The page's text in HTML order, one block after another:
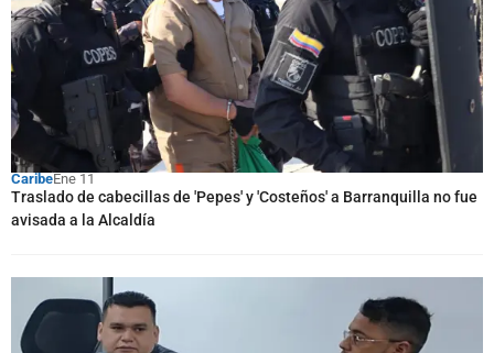
CaribeEne 11
Traslado de cabecillas de 'Pepes' y 'Costeños' a Barranquilla no fue
avisada a la Alcaldía